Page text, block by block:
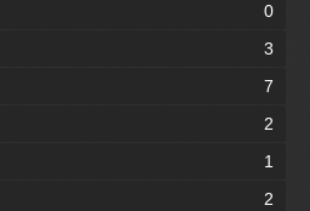
0
3
7
2
1
2